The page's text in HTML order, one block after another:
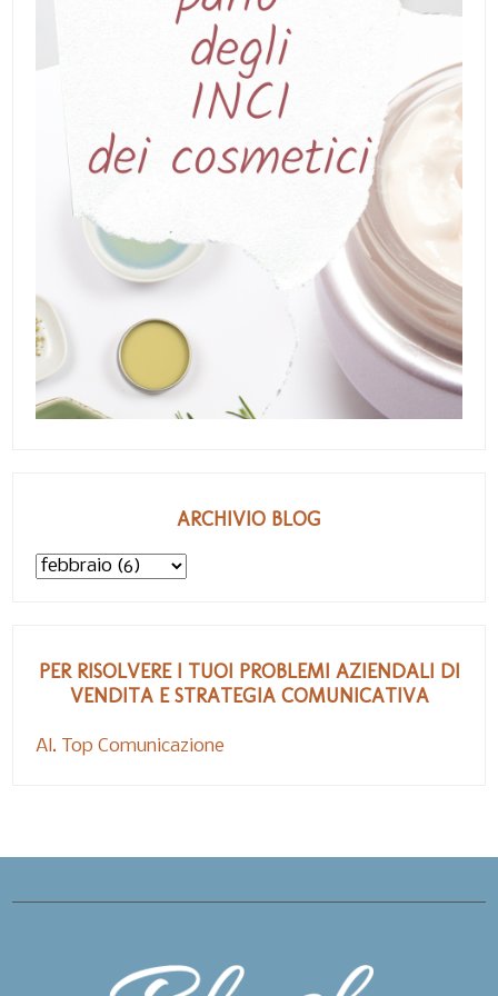
ARCHIVIO BLOG
PER RISOLVERE I TUOI PROBLEMI AZIENDALI DI
VENDITA E STRATEGIA COMUNICATIVA
Al. Top Comunicazione